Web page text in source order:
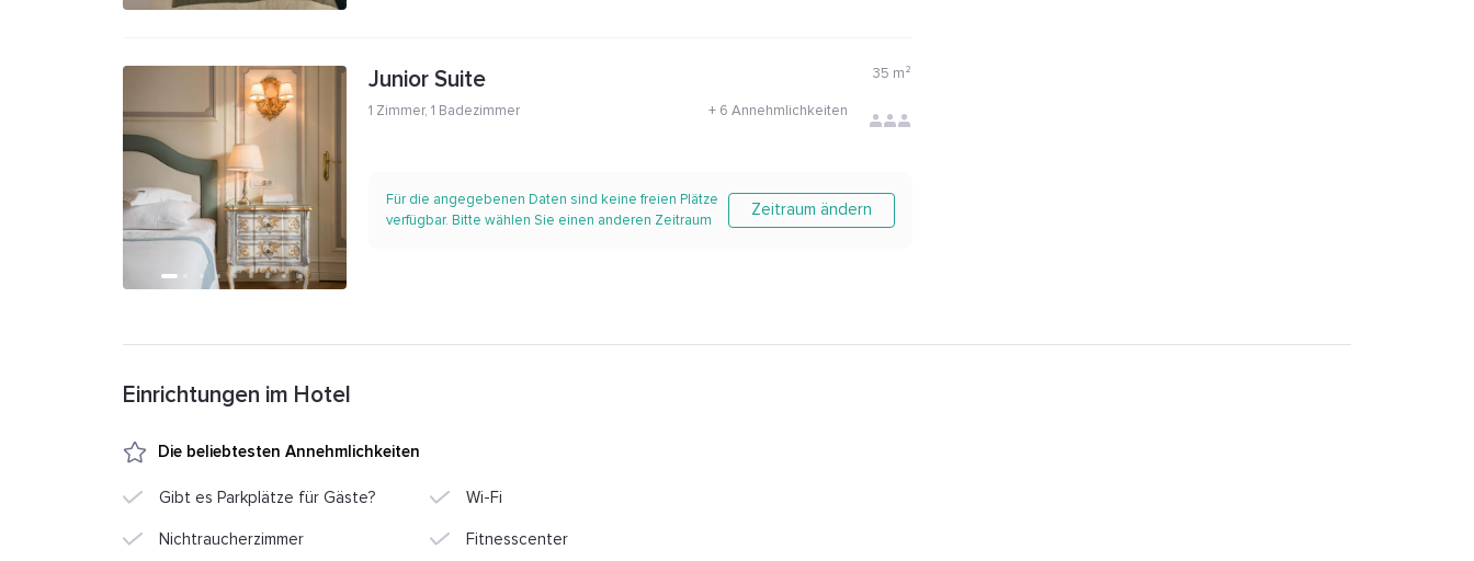
Junior Suite 35 m²
1 Zimmer, 1 Badezimmer + 6 Annehmlichkeiten
Für die angegebenen Daten sind keine freien Plätze
verfügbar. Bitte wählen Sie einen anderen Zeitraum
Zeitraum ändern
Einrichtungen im Hotel
Die beliebtesten Annehmlichkeiten
Gibt es Parkplätze für Gäste? Wi-Fi
Nichtraucherzimmer Fitnesscenter